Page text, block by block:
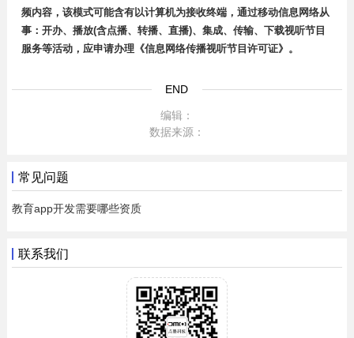
频内容，该模式可能含有以计算机为接收终端，通过移动信息网络从
事：开办、播放(含点播、转播、直播)、集成、传输、下载视听节目
服务等活动，应申请办理《信息网络传播视听节目许可证》。
END
编辑：
数据来源：
常见问题
教育app开发需要哪些资质
联系我们